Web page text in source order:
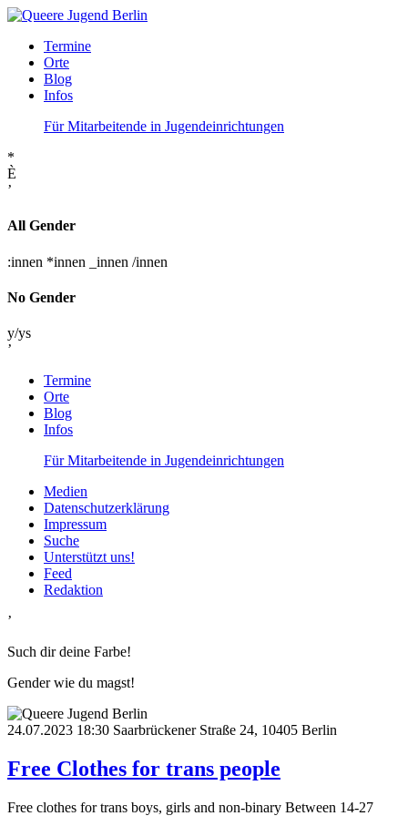
Termine
Orte
Blog
Infos
Für Mitarbeitende in Jugendeinrichtungen
*
È
’
All Gender
:innen *innen _innen /innen
No Gender
y/ys
’
Termine
Orte
Blog
Infos
Für Mitarbeitende in Jugendeinrichtungen
Medien
Datenschutzerklärung
Impressum
Suche
Unterstützt uns!
Feed
Redaktion
’
Such dir deine Farbe!
Gender wie du magst!
24.07.2023 18:30 Saarbrückener Straße 24, 10405 Berlin
Free Clothes for trans people
Free clothes for trans boys, girls and non-binary Between 14-27